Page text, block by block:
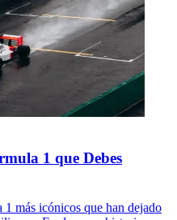
1 que Debes
más icónicos que han dejado